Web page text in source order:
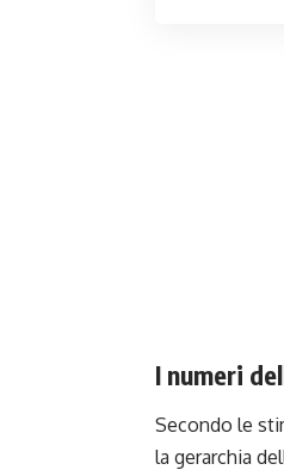
I numeri
Secondo le
la gerarchia